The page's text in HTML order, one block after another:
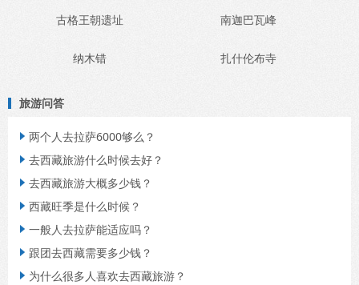
古格王朝遗址 南迦巴瓦峰
纳木错 扎什伦布寺
旅游问答
 两个人去拉萨6000够么？
 去西藏旅游什么时候去好？
 去西藏旅游大概多少钱？
 西藏旺季是什么时候？
 一般人去拉萨能适应吗？
 跟团去西藏需要多少钱？
 为什么很多人喜欢去西藏旅游？